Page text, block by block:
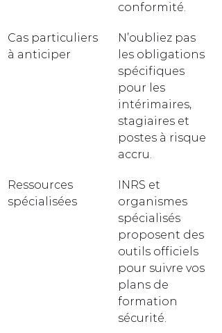
conformité.
Cas particuliers
à anticiper
N’oubliez pas
les obligations
spécifiques
pour les
intérimaires,
stagiaires et
postes à risque
accru.
Ressources
spécialisées
INRS et
organismes
spécialisés
proposent des
outils officiels
pour suivre vos
plans de
formation
sécurité.